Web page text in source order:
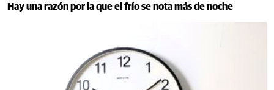
Hay una razón por la que el frío se nota más de noche